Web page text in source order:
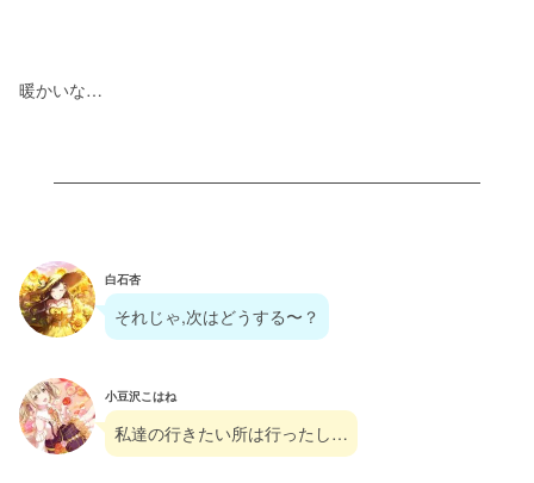
暖かいな…
白石杏
それじゃ,次はどうする〜？
小豆沢こはね
私達の行きたい所は行ったし…